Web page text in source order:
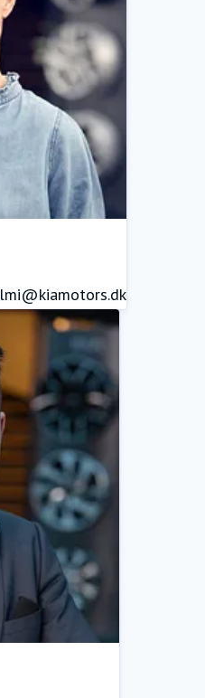
lmi@kiamotors.dk